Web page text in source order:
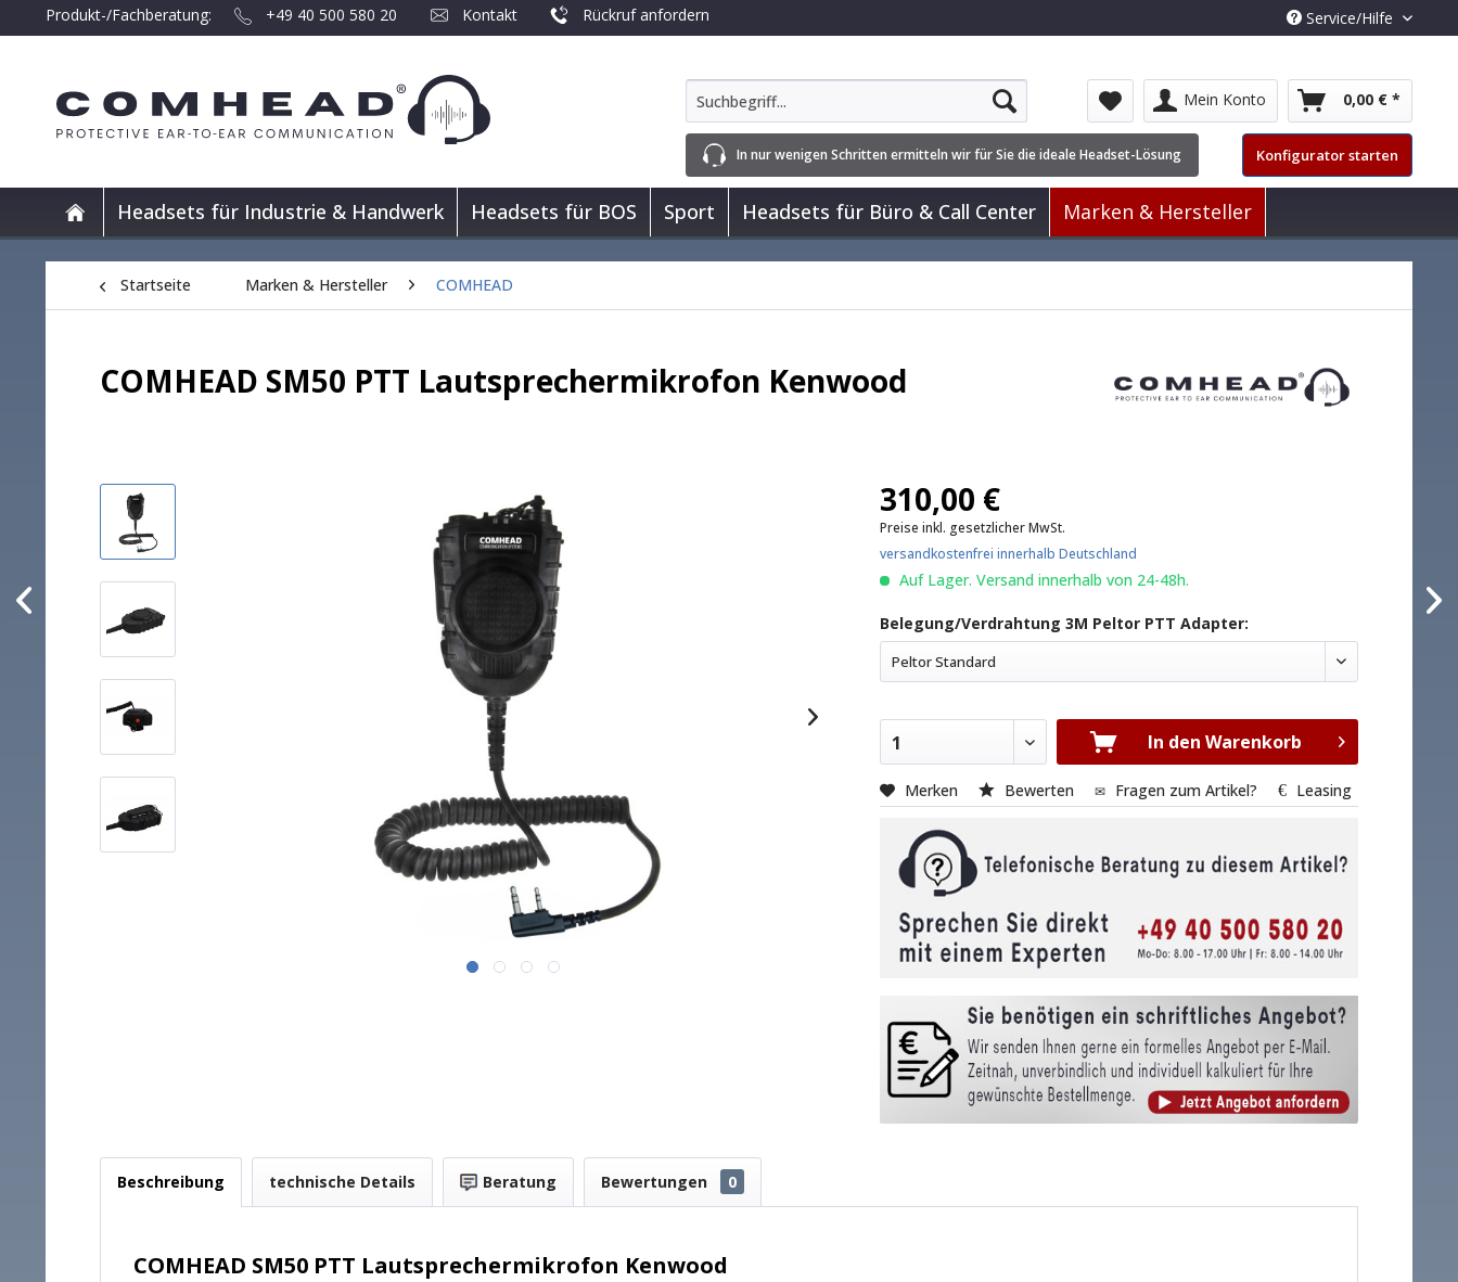
Produkt-/Fachberatung: +49 40 500 580 20 Kontakt Rückruf anfordern Service/Hilfe
Mein Konto 0,00 € *
In nur wenigen Schritten ermitteln wir für Sie die ideale Headset-Lösung Konfigurator starten
Headsets für Industrie & Handwerk Headsets für BOS Sport Headsets für Büro & Call Center Marken & Hersteller
Startseite Marken & Hersteller COMHEAD
COMHEAD SM50 PTT Lautsprechermikrofon Kenwood
310,00 €
Preise inkl. gesetzlicher MwSt.
versandkostenfrei innerhalb Deutschland
Auf Lager. Versand innerhalb von 24-48h.
Belegung/Verdrahtung 3M Peltor PTT Adapter:
Peltor Standard
1 In den Warenkorb
Merken Bewerten Fragen zum Artikel? Leasing
Beschreibung technische Details Beratung Bewertungen 0
COMHEAD SM50 PTT Lautsprechermikrofon Kenwood